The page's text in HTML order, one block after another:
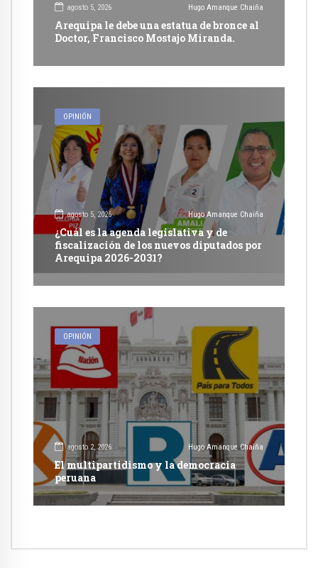
agosto 5, 2026 Hugo Amanque Chaiña
Arequipa le debe una estatua de bronce al
Doctor, Francisco Mostajo Miranda.
OPINIÓN
agosto 5, 2026 Hugo Amanque Chaiña
¿Cuál es la agenda legislativa y de
fiscalización de los nuevos diputados por
Arequipa 2026-2031?
OPINIÓN
agosto 2, 2026 Hugo Amanque Chaiña
El multipartidismo y la democracia
peruana